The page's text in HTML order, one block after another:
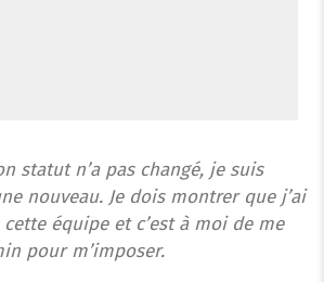
statut n’a pas changé, je suis
nouveau. Je dois montrer que j’ai
équipe et c’est à moi de me
pour m’imposer.